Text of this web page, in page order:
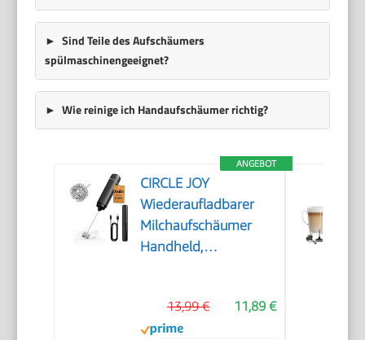
Sind Teile des Aufschäumers
spülmaschinengeeignet?
Wie reinige ich Handaufschäumer richtig?
ANGEBOT
CIRCLE JOY
Wiederaufladbarer
Milchaufschäumer
Handheld,
Tragbarer
Handaufschäumer,
11,89 €
13,99 €